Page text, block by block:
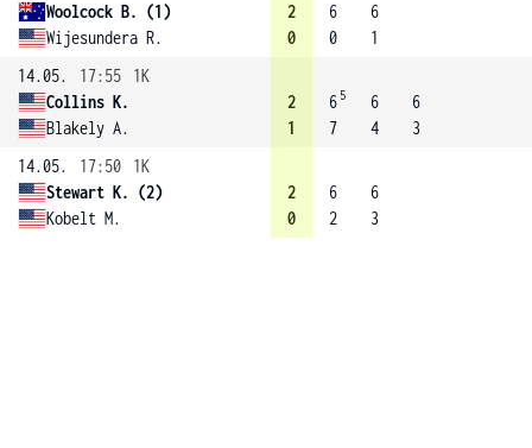
Woolcock B. (1)
Wijesundera R.
2
0
6
0
6
1
14.05.
17:55
1K
Collins K.
Blakely A.
2
1
6 5
7
6
4
6
3
14.05.
17:50
1K
Stewart K. (2)
Kobelt M.
2
0
6
2
6
3